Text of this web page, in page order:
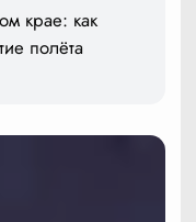
крае: как
полёта